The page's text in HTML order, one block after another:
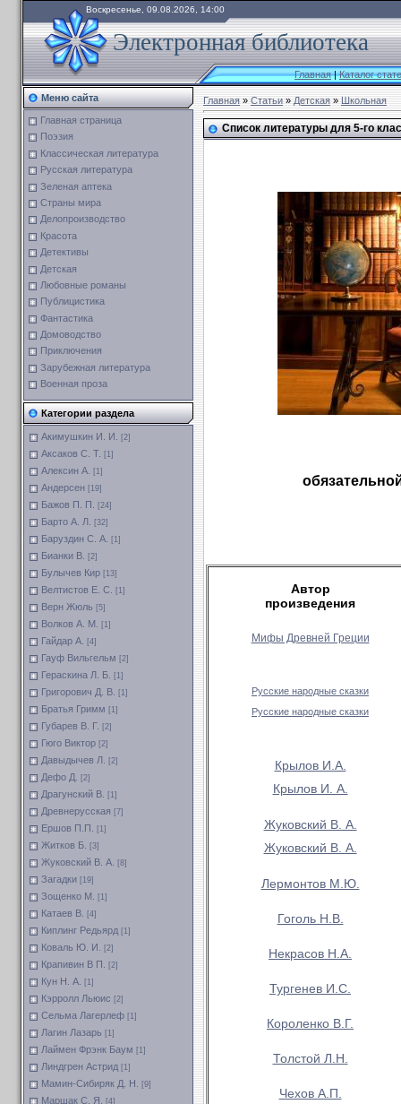
Воскресенье, 09.08.2026, 14:00
Электронная библиотека
Главная|Каталог
Меню сайта
Главная страница
Поэзия
Классическая литература
Русская литература
Зеленая аптека
Страны мира
Делопроизводство
Красота
Детективы
Детская
Любовные романы
Публицистика
Фантастика
Домоводство
Приключения
Зарубежная литература
Военная проза
Категории раздела
Акимушкин И. И. [2]
Аксаков С. Т. [1]
Алексин А. [1]
Андерсен [19]
Бажов П. П. [24]
Барто А. Л. [32]
Баруздин С. А. [1]
Бианки В. [2]
Булычев Кир [13]
Велтистов Е. С. [1]
Верн Жюль [5]
Волков А. М. [1]
Гайдар А. [4]
Гауф Вильгельм [2]
Гераскина Л. Б. [1]
Григорович Д. В. [1]
Братья Гримм [1]
Губарев В. Г. [2]
Гюго Виктор [2]
Давыдычев Л. [2]
Дефо Д. [2]
Драгунский В. [1]
Древнерусская [7]
Ершов П.П. [1]
Житков Б. [3]
Жуковский В. А. [8]
Загадки [19]
Зощенко М. [1]
Катаев В. [4]
Киплинг Редьярд [1]
Коваль Ю. И. [2]
Крапивин В П. [2]
Кун Н. А. [1]
Кэрролл Льюис [2]
Сельма Лагерлеф [1]
Лагин Лазарь [1]
Лаймен Фрэнк Баум [1]
Линдгрен Астрид [1]
Мамин-Сибиряк Д. Н. [9]
Маршак С. Я. [4]
Главная»Статьи»Детская»Школьная
Список литературы для 5-го
Автор
произведения
Мифы Древней Греции
Русские народные сказки
Русские народные сказки
Крылов И.А.
Крылов И. А.
Жуковский В. А.
Жуковский В. А.
Лермонтов М.Ю.
Гоголь Н.В.
Некрасов Н.А.
Тургенев И.С.
Короленко В.Г.
Толстой Л.Н.
Чехов А.П.